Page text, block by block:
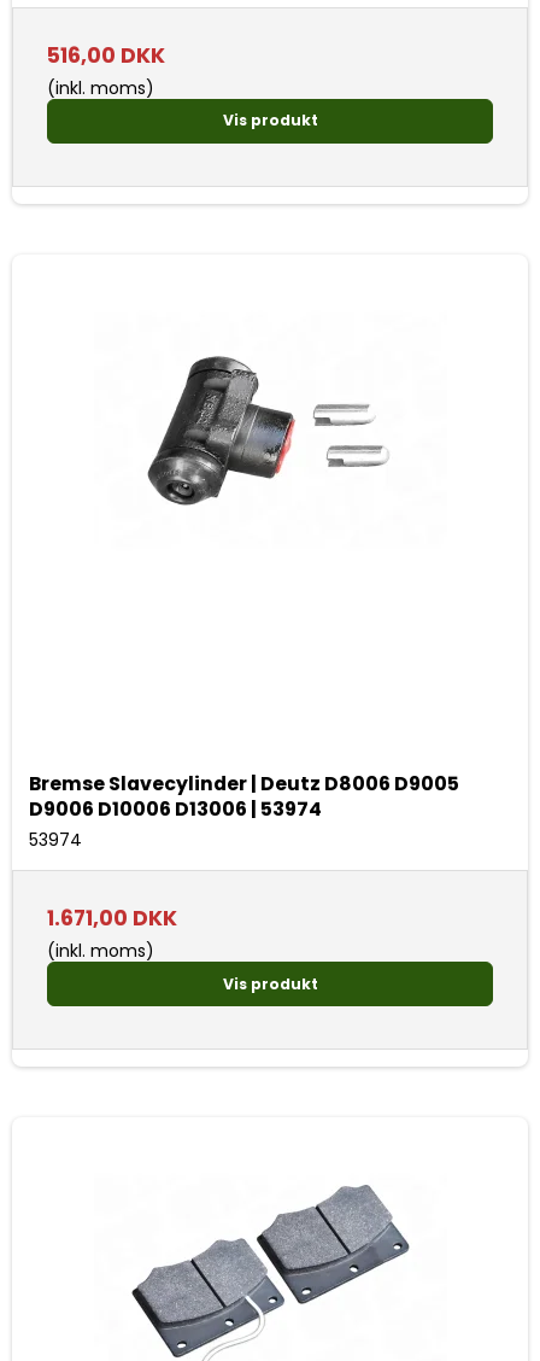
516,00 DKK
(inkl. moms)
Vis produkt
Bremse Slavecylinder | Deutz D8006 D9005
D9006 D10006 D13006 | 53974
53974
1.671,00 DKK
(inkl. moms)
Vis produkt